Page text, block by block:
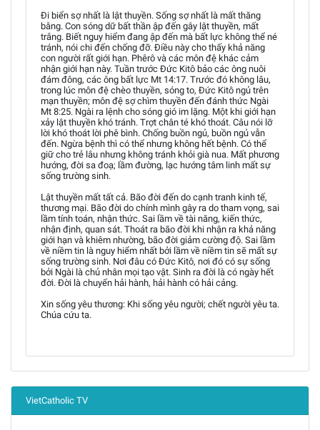
Đi biển sợ nhất là lật thuyền. Sống sợ nhất là mất thăng
bằng. Con sóng dữ bất thần ập đến gây lật thuyền, mất
trắng. Biết nguy hiểm đang ập đến mà bất lực không thể né
tránh, nói chi đến chống đỡ. Điều này cho thấy khả năng
con người rất giới hạn. Phêrô và các môn đệ khác cảm
nhận giới hạn này. Tuần trước Đức Kitô bảo các ông nuôi
đám đông, các ông bất lực Mt 14:17. Trước đó không lâu,
trong lúc môn đệ chèo thuyền, sóng to, Đức Kitô ngủ trên
mạn thuyền; môn đệ sợ chìm thuyền đến đánh thức Ngài
Mt 8:25. Ngài ra lệnh cho sóng gió im lặng. Một khi giới hạn
xảy lật thuyền khó tránh. Trợt chân té khó thoát. Câu nói lỡ
lời khó thoát lời phê bình. Chống buồn ngủ, buồn ngủ vẫn
đến. Ngừa bệnh thì có thể nhưng không hết bệnh. Có thể
giữ cho trẻ lâu nhưng không tránh khỏi già nua. Mất phương
hướng, đời sa đoạ; lầm đường, lạc hướng tâm linh mất sự
sống trường sinh.
Lật thuyền mất tất cả. Bão đời đến do cạnh tranh kinh tế,
thương mại. Bão đời do chính mình gây ra do tham vọng, sai
lầm tính toán, nhận thức. Sai lầm về tài năng, kiến thức,
nhận định, quan sát. Thoát ra bão đời khi nhận ra khả năng
giới hạn và khiêm nhường, bão đời giảm cường độ. Sai lầm
về niềm tin là nguy hiểm nhất bởi lầm về niềm tin sẽ mất sự
sống trường sinh. Nơi đâu có Đức Kitô, nơi đó có sự sống
bởi Ngài là chủ nhân mọi tạo vật. Sinh ra đời là có ngày hết
đời. Đời là chuyến hải hành, hải hành có hải cảng.
Xin sống yêu thương: Khi sống yêu người; chết người yêu ta.
Chúa cứu ta.
VietCatholic TV